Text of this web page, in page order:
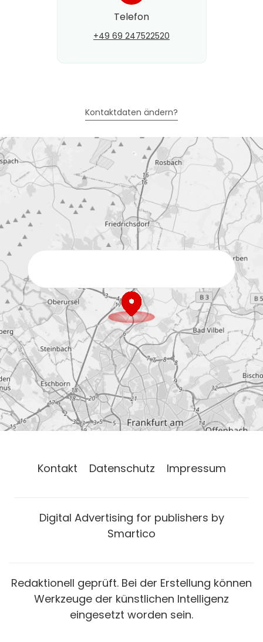
Telefon
+49 69 247522520
Kontaktdaten ändern?
Kontakt Datenschutz Impressum
Digital Advertising for publishers by
Smartico
Redaktionell geprüft. Bei der Erstellung können
Werkzeuge der künstlichen Intelligenz
eingesetzt worden sein.